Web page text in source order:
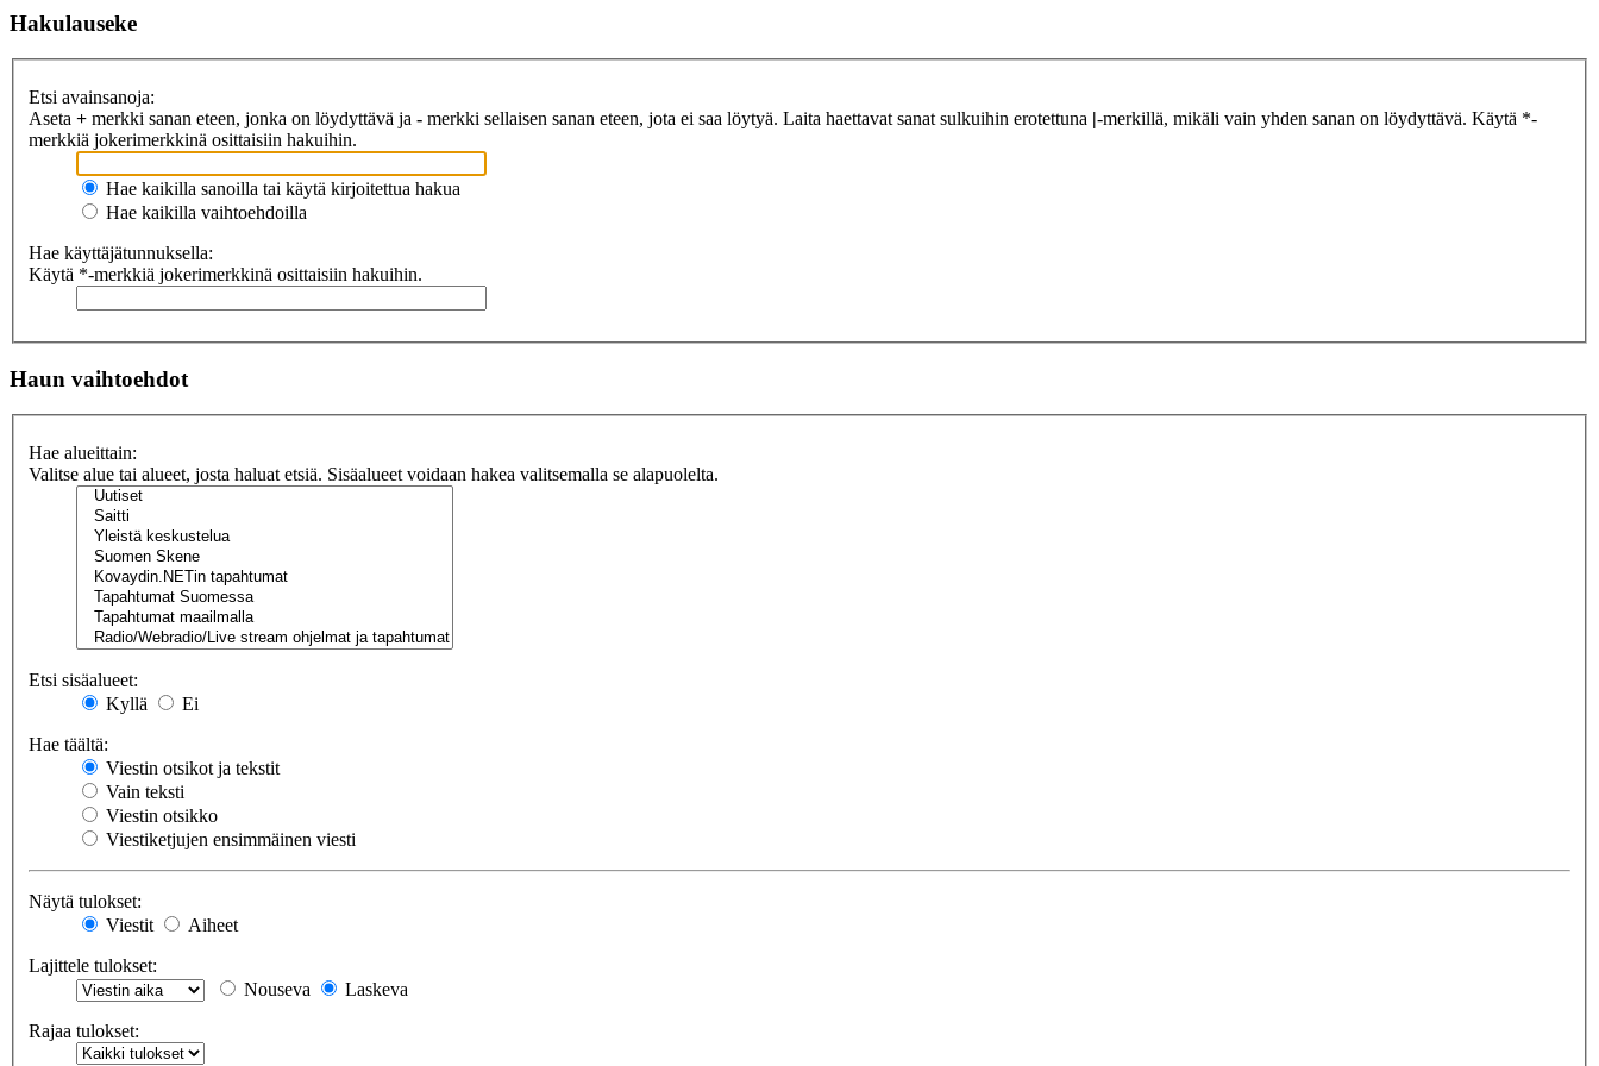
Hakulauseke
Etsi avainsanoja:
Aseta + merkki sanan eteen, jonka on löydyttävä ja - merkki sellaisen sanan eteen, jota ei saa löytyä. Laita haettavat sanat sulkuihin erotettuna |-merkillä, mikäli vain yhden sanan on löydyttävä. Käytä *-
merkkiä jokerimerkkinä osittaisiin hakuihin.
Hae kaikilla sanoilla tai käytä kirjoitettua hakua
Hae kaikilla vaihtoehdoilla
Hae käyttäjätunnuksella:
Käytä *-merkkiä jokerimerkkinä osittaisiin hakuihin.
Haun vaihtoehdot
Hae alueittain:
Valitse alue tai alueet, josta haluat etsiä. Sisäalueet voidaan hakea valitsemalla se alapuolelta.
Etsi sisäalueet:
Kyllä
Ei
Hae täältä:
Viestin otsikot ja tekstit
Vain teksti
Viestin otsikko
Viestiketjujen ensimmäinen viesti
Näytä tulokset:
Viestit
Aiheet
Lajittele tulokset:
Nouseva
Laskeva
Rajaa tulokset: